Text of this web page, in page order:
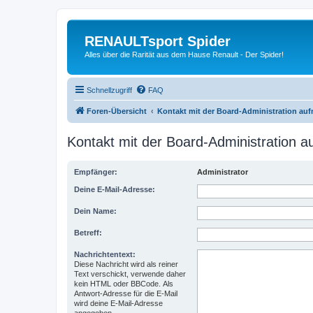
RENAULTsport Spider
Alles über die Rarität aus dem Hause Renault - Der Spider!
Schnellzugriff FAQ
Foren-Übersicht Kontakt mit der Board-Administration
Kontakt mit der Board-Administration
Empfänger: Administrator
Deine E-Mail-Adresse:
Dein Name:
Betreff:
Nachrichtentext:
Diese Nachricht wird als reiner
Text verschickt, verwende daher
kein HTML oder BBCode. Als
Antwort-Adresse für die E-Mail
wird deine E-Mail-Adresse